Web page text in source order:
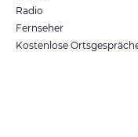
Radio
Fernseher
Kostenlose